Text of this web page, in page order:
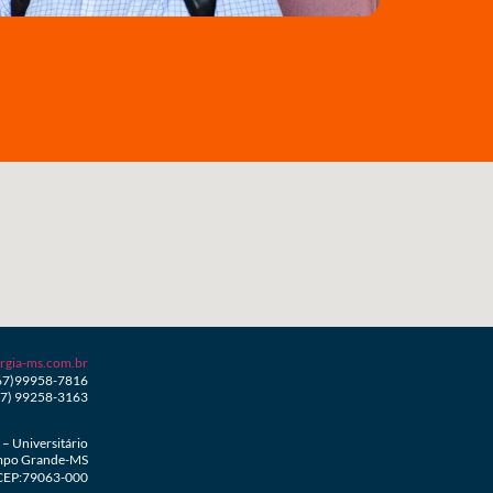
ms.com.br
7816
99258-3163
– Universitário
Grande-MS
000